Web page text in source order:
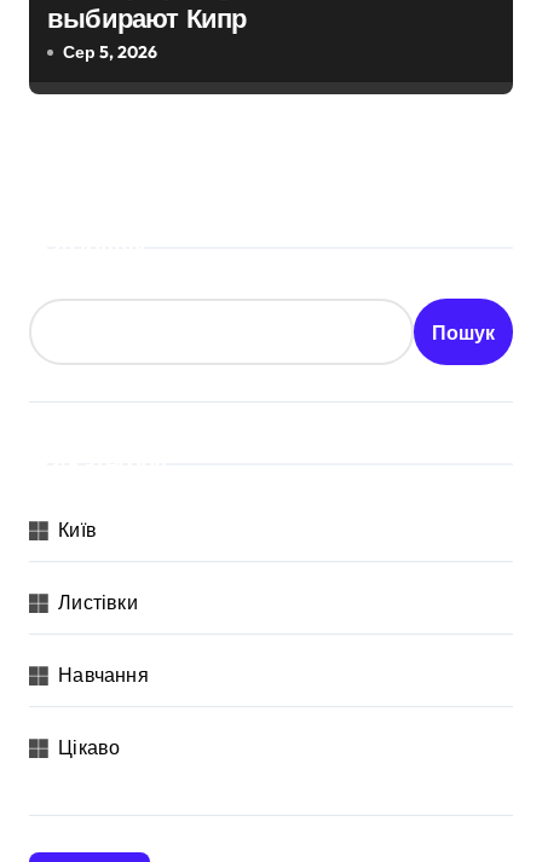
выбирают Кипр
Сер 5, 2026
Пошук
Київ
Листівки
Навчання
Цікаво